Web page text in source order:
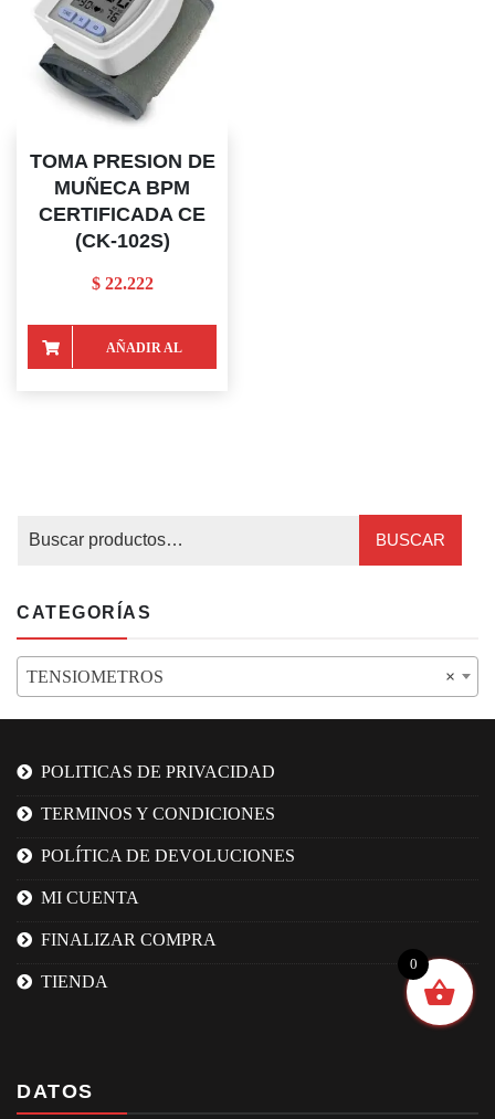
TOMA PRESION DE
MUÑECA BPM
CERTIFICADA CE
(CK-102S)
$22.222
AÑADIR AL
BUSCAR
CATEGORÍAS
×
TENSIOMETROS
POLITICAS DE PRIVACIDAD
TERMINOS Y CONDICIONES
POLÍTICA DE DEVOLUCIONES
MI CUENTA
FINALIZAR COMPRA
TIENDA
DATOS
0